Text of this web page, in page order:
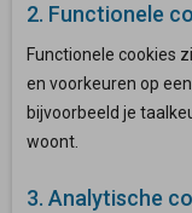
2. Functionele
Functionele cookies
en voorkeuren op
bijvoorbeeld je
woont.
3. Analytische